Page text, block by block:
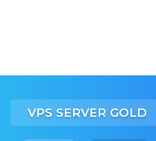
VPS SERVER GOLD